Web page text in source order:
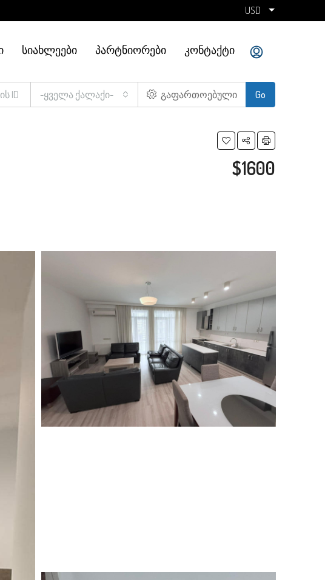
USD
ᲡᲘᲐᲮᲚᲔᲔᲑᲘ ᲞᲐᲠᲢᲜᲘᲝᲠᲔᲑᲘ ᲙᲝᲜᲢᲐᲥᲢᲘ
-ყველა ქალაქი- გაფართოებული Go
$1600